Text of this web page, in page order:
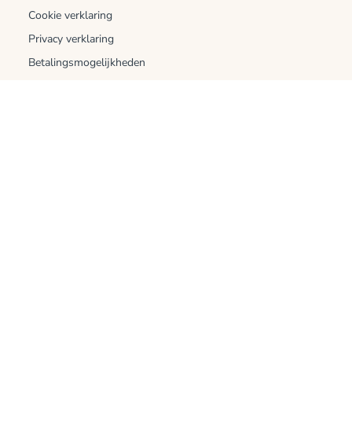
Cookie verklaring
Privacy verklaring
Betalingsmogelijkheden